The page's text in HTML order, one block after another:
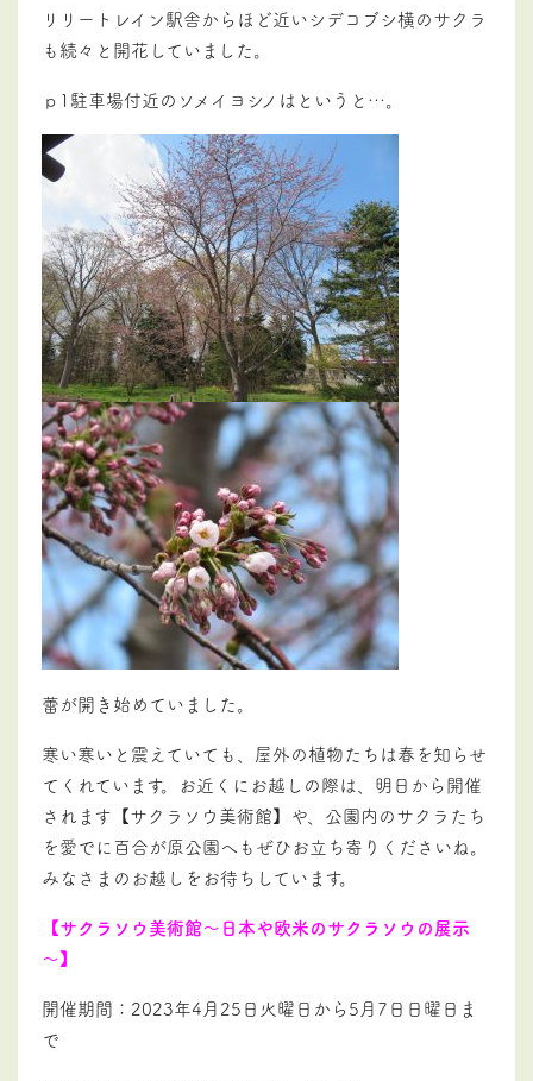
リリートレイン駅舎からほど近いシデコブシ横のサクラ
も続々と開花していました。
ｐ1駐車場付近のソメイヨシノはというと…。
蕾が開き始めていました。
寒い寒いと震えていても、屋外の植物たちは春を知らせ
てくれています。お近くにお越しの際は、明日から開催
されます【サクラソウ美術館】や、公園内のサクラたち
を愛でに百合が原公園へもぜひお立ち寄りくださいね。
みなさまのお越しをお待ちしています。
【サクラソウ美術館～日本や欧米のサクラソウの展示
～】
開催期間：2023年4月25日火曜日から5月7日日曜日ま
で